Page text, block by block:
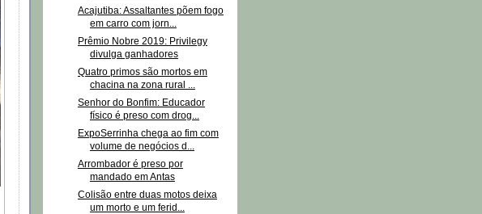
Acajutiba: Assaltantes põem fogo
em carro com jorn...
Prêmio Nobre 2019: Privilegy
divulga ganhadores
Quatro primos são mortos em
chacina na zona rural ...
Senhor do Bonfim: Educador
físico é preso com drog...
ExpoSerrinha chega ao fim com
volume de negócios d...
Arrombador é preso por
mandado em Antas
Colisão entre duas motos deixa
um morto e um ferid...